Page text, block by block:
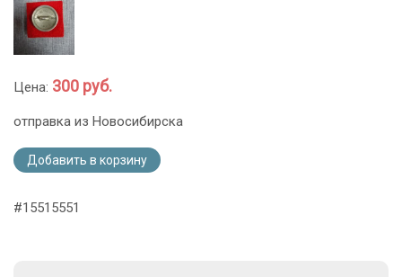
Цена: 300 руб.
отправка из Новосибирска
Добавить в корзину
#15515551